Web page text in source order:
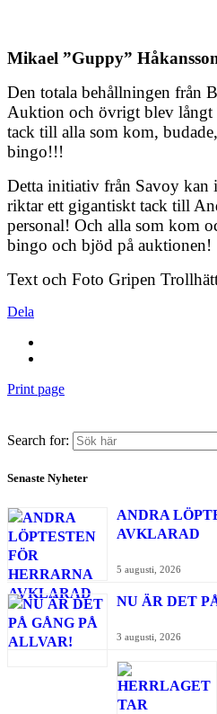
Mikael ”Guppy”
Den totala behållningen från
Auktion och övrigt blev
tack till alla som kom,
bingo!!!
Detta initiativ från Savoy kan
riktar ett gigantiskt tack till
personal! Och alla som kom
bingo och bjöd på auktionen!
Text och Foto Gripen
Dela
Print page
Search for:
Senaste Nyheter
ANDRA
AVKLARAD
5 augusti, 2026
NU ÄR DET
3 augusti, 2026